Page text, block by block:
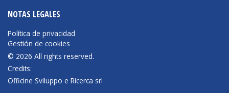
NOTAS LEGALES
Política de privacidad
Gestión de cookies
© 2026 All rights reserved.
Credits:
Officine Sviluppo e Ricerca srl